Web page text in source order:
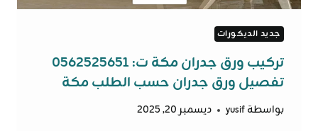
جديد الديكورات
تركيب ورق جدران مكة ت: 0562525651
تفصيل ورق جدران حسب الطلب مكة
بواسطةyusif ديسمبر 20, 2025